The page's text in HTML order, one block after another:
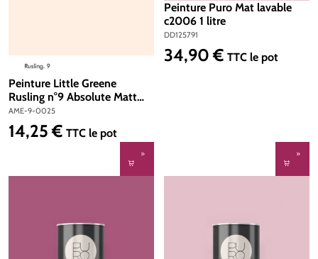
Peinture Little Greene
Rusling n°9 Absolute Matt
Emulsion 250 ml
AME-9-0025
Prix régulier :
14,25 € TTC le pot
Peinture Puro Mat lavable
c2006 1 litre
DD125791
Prix régulier :
34,90 € TTC le pot